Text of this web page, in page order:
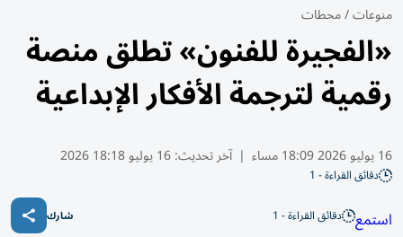
منوعات/محطات
«الفجيرة للفنون» تطلق منصة
رقمية لترجمة الأفكار الإبداعية
16 يوليو 2026 18:09 مساء | آخر تحديث:16 يوليو 18:18 2026
دقائق القراءة - 1
استمع دقائق القراءة - 1 شارك